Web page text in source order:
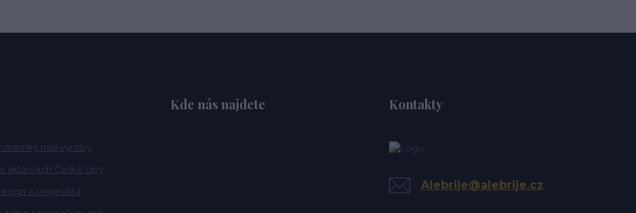
naší výroby
sklárnách České Lípy
a originalita
Kde nás najdete Kontakty
Alebrije@alebrije.cz